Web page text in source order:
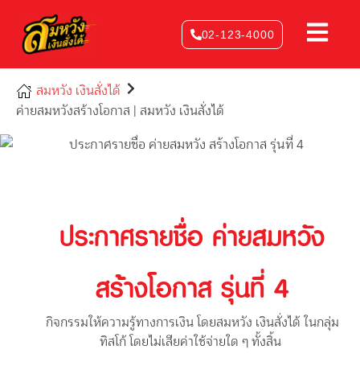
content
02-123-4000
สมหวัง เงินสั่งได้
ค่ายสมหวังสร้างโอกาส | สมหวัง เงินสั่งได้
ประกาศรายชื่อ ค่ายสมหวัง
สร้างโอกาส รุ่นที่ 4
กิจกรรมให้ความรู้ทางการเงิน โดยสมหวัง เงินสั่งได้ ในกลุ่ม
ทิสโก้ โดยไม่เสียค่าใช้จ่ายใด ๆ ทั้งสิ้น